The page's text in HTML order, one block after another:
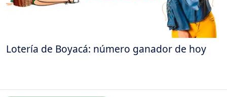
Lotería de Boyacá: número ganador de hoy